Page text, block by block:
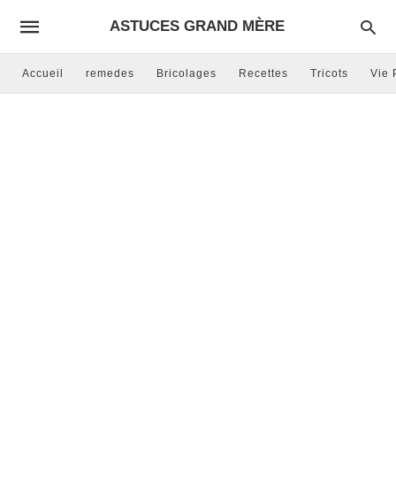
ASTUCES GRAND MÈRE
Accueil remedes Bricolages Recettes Tricots Vie